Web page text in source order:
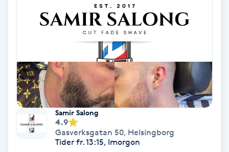
Mesoterapi
MicroPen
Microshading
Samir Salong
4.9
Gasverksgatan 50, Helsingborg
Tider fr. 13:15, Imorgon